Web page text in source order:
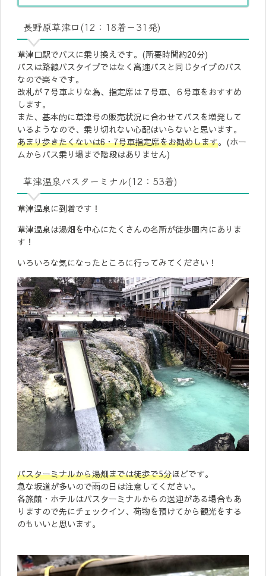
長野原草津口(12：18着－31発)
草津口駅でバスに乗り換えです。(所要時間約20分)
バスは路線バスタイプではなく高速バスと同じタイプのバス
なので楽々です。
改札が７号車よりな為、指定席は７号車、６号車をおすすめ
します。
また、基本的に草津号の販売状況に合わせてバスを増発して
いるようなので、乗り切れない心配はいらないと思います。
あまり歩きたくないは6・7号車指定席をお勧めします。(ホー
ムからバス乗り場まで階段はありません)
草津温泉バスターミナル(12：53着)
草津温泉に到着です！
草津温泉は湯畑を中心にたくさんの名所が徒歩圏内にありま
す！
いろいろな気になったところに行ってみてください！
バスターミナルから湯畑までは徒歩で5分ほどです。
急な坂道が多いので雨の日は注意してください。
各旅館・ホテルはバスターミナルからの送迎がある場合もあ
りますので先にチェックイン、荷物を預けてから観光をする
のもいいと思います。